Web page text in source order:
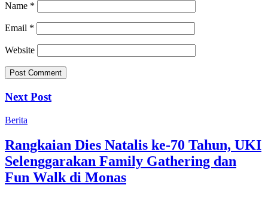
Name *
Email *
Website
Next Post
Berita
Rangkaian Dies Natalis ke-70 Tahun, UKI
Selenggarakan Family Gathering dan
Fun Walk di Monas